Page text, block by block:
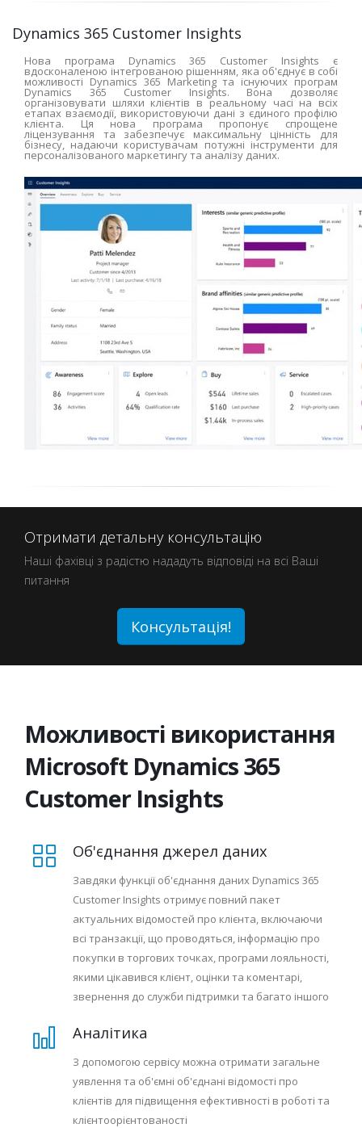
Dynamics 365 Customer Insights
Нова програма Dynamics 365 Customer Insights є
вдосконаленою інтегрованою рішенням, яка об'єднує в собі
можливості Dynamics 365 Marketing та існуючих програм
Dynamics 365 Customer Insights. Вона дозволяє
організовувати шляхи клієнтів в реальному часі на всіх
етапах взаємодії, використовуючи дані з єдиного профілю
клієнта. Ця нова програма пропонує спрощене
ліцензування та забезпечує максимальну цінність для
бізнесу, надаючи користувачам потужні інструменти для
персоналізованого маркетингу та аналізу даних.
Отримати детальну консультацію
Наші фахівці з радістю нададуть відповіді на всі Ваші
питання
Консультація!
Можливості використання
Microsoft Dynamics 365
Customer Insights
Об'єднання джерел даних
Завдяки функції об'єднання даних Dynamics 365
Customer Insights отримує повний пакет
актуальних відомостей про клієнта, включаючи
всі транзакції, що проводяться, інформацію про
покупки в торгових точках, програми лояльності,
якими цікавився клієнт, оцінки та коментарі,
звернення до служби підтримки та багато іншого
Аналітика
З допомогою сервісу можна отримати загальне
уявлення та об'ємні об'єднані відомості про
клієнтів для підвищення ефективності в роботі та
клієнтоорієнтованості